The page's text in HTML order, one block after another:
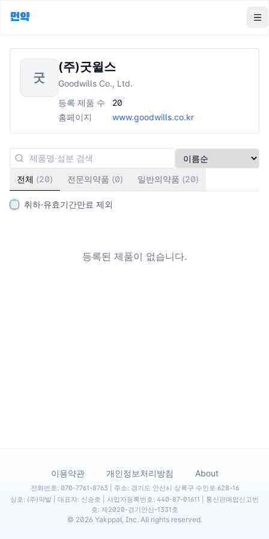
먼약
굿
(주)굿윌스
Goodwills Co., Ltd.
등록 제품 수
20
홈페이지
www.goodwills.co.kr
전체 (20) 전문의약품 (0) 일반의약품 (20)
취하·유효기간만료 제외
등록된 제품이 없습니다.
이용약관 개인정보처리방침 About
전화번호: 070-7761-8763 | 주소: 경기도 안산시 상록구 수인로 628-16
상호: (주)약발 | 대표자: 신승호 | 사업자등록번호: 440-87-01611 | 통신판매업신고번
호: 제2020-경기안산-1331호
© 2026 Yakppal, Inc. All rights reserved.